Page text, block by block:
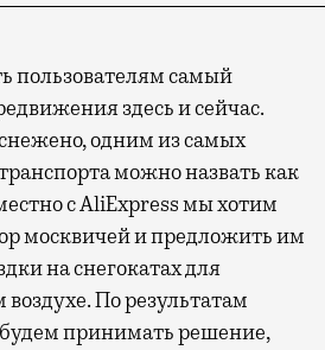
пользователям самый
здесь и сейчас.
одним из самых
можно назвать как
с AliExpress мы хотим
москвичей и предложить им
на снегокатах для
По результатам
принимать решение,